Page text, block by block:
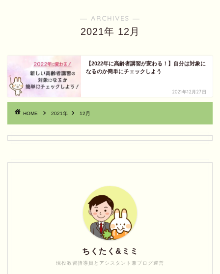
― ARCHIVES ―
2021年 12月
【2022年に高齢者講習が変わる！】自分は対象に
なるのか簡単にチェックしよう
2021年12月27日
HOME 2021年 12月
現役教習指導員とアシスタント兼ブログ運営
ちくたく&ミミ